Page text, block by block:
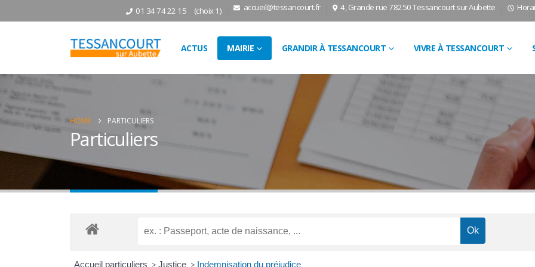
01 34 74 22 15 (choix 1) accueil@tessancourt.fr 4, Grande rue 78250 Tessancourt sur Aubette
ACTUS MAIRIE GRANDIR À TESSANCOURT VIVRE À TESSANCOURT
HOME PARTICULIERS
Particuliers
Accueil particuliers > Justice > Indemnisation du préjudice